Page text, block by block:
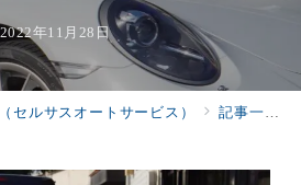
2022年11月28日
セルサスオートサービス） 記事一覧